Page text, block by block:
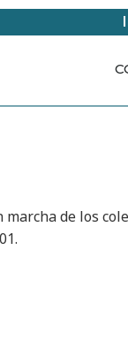
de los